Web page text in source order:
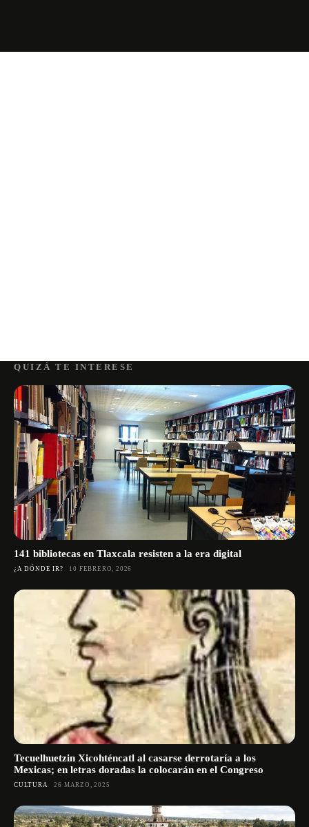
QUIZÁ TE INTERESE
141 bibliotecas en Tlaxcala resisten a la era digital
¿A DÓNDE IR? 10 FEBRERO, 2026
Tecuelhuetzin Xicohténcatl al casarse derrotaría a los
Mexicas; en letras doradas la colocarán en el Congreso
CULTURA 26 MARZO, 2025